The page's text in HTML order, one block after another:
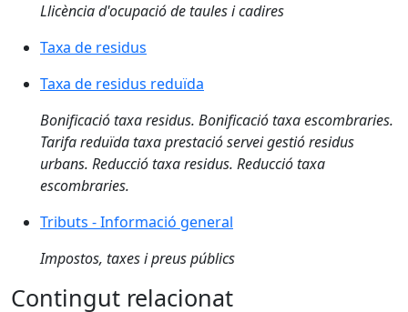
Llicència d'ocupació de taules i cadires
Taxa de residus
Taxa de residus reduïda
Bonificació taxa residus. Bonificació taxa escombraries.
Tarifa reduïda taxa prestació servei gestió residus
urbans. Reducció taxa residus. Reducció taxa
escombraries.
Tributs - Informació general
Impostos, taxes i preus públics
Contingut relacionat